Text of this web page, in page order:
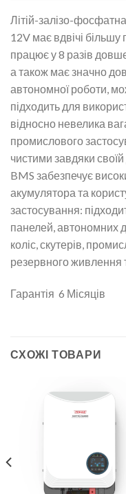
Літій-залізо-
12V має вдвічі більшу
працює у 8 разів
а також має значно
автономної роботи,
підходить для
відносно невелика
промислового
чистими завдяки
BMS забезпечує
акумулятора та
застосування:
панелей, автономних
коліс, скутерів,
резервного живлення
Гарантія 6 Місяців
СХОЖІ ТОВАРИ